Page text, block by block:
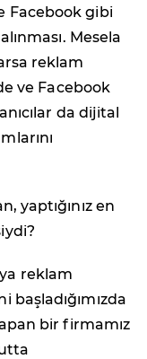
Facebook gibi
Mesela
reklam
ve Facebook
da dijital
yaptığınız en
reklam
başladığımızda
bir firmamız